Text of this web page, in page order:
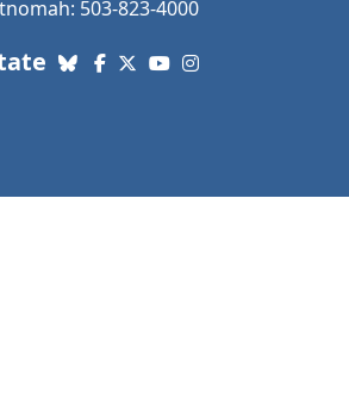
503-823-4000
con nosotros. Enlaces a
Bluesky
Facebook
X (Twitter)
YouTube
Instagram